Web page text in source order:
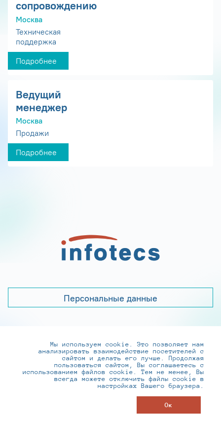
сопровождению
Москва
Техническая
поддержка
Подробнее
Ведущий
менеджер
Москва
Продажи
Подробнее
Персональные данные
+7 (495) 737-6192, 8-800-250-0-260
practice@infotecs.ru,hr@infotecs.ru
127273, г. Москва, Отрадная ул., 2Б строение 1
Мы используем cookie. Это позволяет нам
анализировать взаимодействие посетителей с
сайтом и делать его лучше. Продолжая
пользоваться сайтом, Вы соглашаетесь с
использованием файлов cookie. Тем не менее, Вы
всегда можете отключить файлы cookie в
настройках Вашего браузера.
Ок